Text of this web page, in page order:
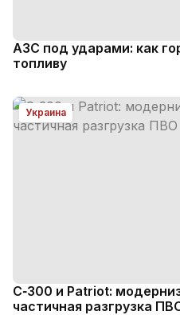
АЗС под ударами: как
топливу
Украина
С‑300 и Patriot:
частичная разгрузка